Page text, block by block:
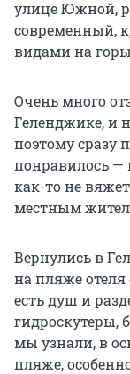
улице Южной,
современный,
видами на
Очень много
Геленджике, и
поэтому сразу
понравилось —
как-то не
местным
Вернулись в
на пляже отеля
есть душ и
гидроскутеры,
мы узнали, в
пляже,